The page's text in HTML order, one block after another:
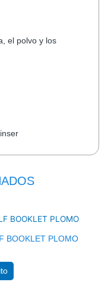
el polvo y los
BOOKLET PLOMO
$31.0.